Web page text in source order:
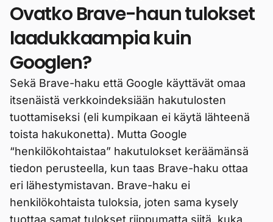
Ovatko Brave-haun tulokset
laadukkaampia kuin
Googlen?
Sekä Brave-haku että Google käyttävät omaa
itsenäistä verkkoindeksiään hakutulosten
tuottamiseksi (eli kumpikaan ei käytä lähteenä
toista hakukonetta). Mutta Google
“henkilökohtaistaa” hakutulokset keräämänsä
tiedon perusteella, kun taas Brave-haku ottaa
eri lähestymistavan. Brave-haku ei
henkilökohtaista tuloksia, joten sama kysely
tuottaa samat tulokset riippumatta siitä, kuka